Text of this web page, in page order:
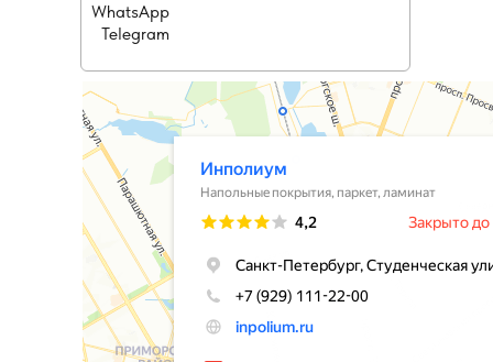
WhatsApp
Telegram